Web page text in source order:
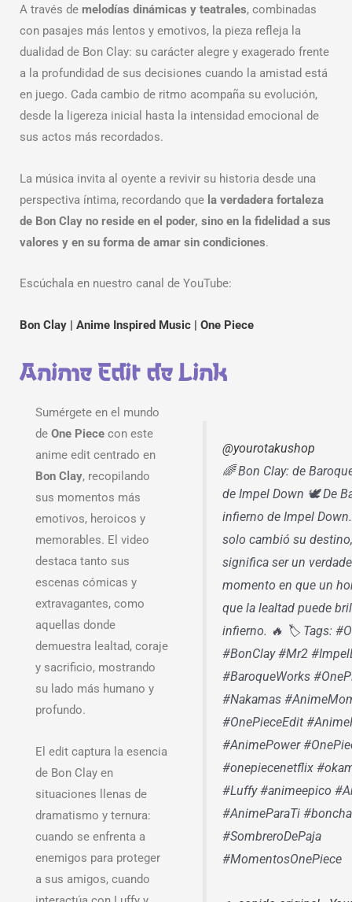
A través de melodías dinámicas y teatrales, combinadas
con pasajes más lentos y emotivos, la pieza refleja la
dualidad de Bon Clay: su carácter alegre y exagerado frente
a la profundidad de sus decisiones cuando la amistad está
en juego. Cada cambio de ritmo acompaña su evolución,
desde la ligereza inicial hasta la intensidad emocional de
sus actos más recordados.
La música invita al oyente a revivir su historia desde una
perspectiva íntima, recordando que la verdadera fortaleza
de Bon Clay no reside en el poder, sino en la fidelidad a sus
valores y en su forma de amar sin condiciones.
Escúchala en nuestro canal de YouTube:
Bon Clay | Anime Inspired Music | One Piece
Anime Edit de Link
Sumérgete en el mundo
de One Piece con este
anime edit centrado en
Bon Clay, recopilando
sus momentos más
emotivos, heroicos y
memorables. El video
destaca tanto sus
escenas cómicas y
extravagantes, como
aquellas donde
demuestra lealtad, coraje
y sacrificio, mostrando
su lado más humano y
profundo.
El edit captura la esencia
de Bon Clay en
situaciones llenas de
dramatismo y ternura:
cuando se enfrenta a
enemigos para proteger
a sus amigos, cuando
@yourotakushop
🌈 Bon Clay: de
de Impel Down 🕊️ De
infierno de Impel
solo cambió su
significa ser un
momento en que un
que la lealtad puede
infierno. 🔥 🏷️ Tags:
#BonClay #Mr2
#BaroqueWorks
#Nakamas
#OnePieceEdit
#AnimePower
#onepiecenetflix
#Luffy #animeepico
#AnimeParaTi
#SombreroDePaja
#MomentosOnePiece